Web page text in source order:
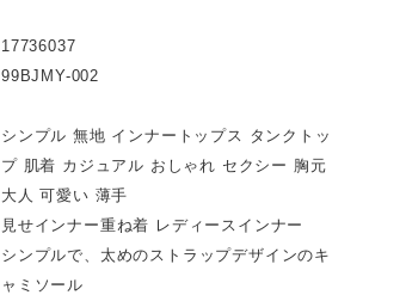
17736037
99BJMY-002
シンプル 無地 インナートップス タンクトッ
プ 肌着 カジュアル おしゃれ セクシー 胸元
大人 可愛い 薄手
見せインナー重ね着 レディースインナー
シンプルで、太めのストラップデザインのキ
ャミソール